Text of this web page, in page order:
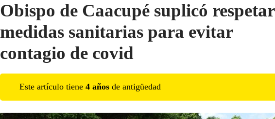
Obispo de Caacupé suplicó respetar
medidas sanitarias para evitar
contagio de covid
Este artículo tiene 4 años de antigüedad